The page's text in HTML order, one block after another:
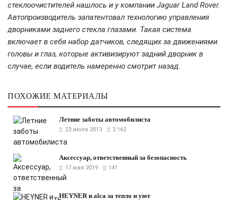
стеклоочистителей нашлось и у компании Jaguar Land Rover.
Автопроизводитель запатентовал технологию управления
дворниками заднего стекла глазами. Такая система
включает в себя набор датчиков, следящих за движениями
головы и глаз, которые активизируют задний дворник в
случае, если водитель намеренно смотрит назад.
ПОХОЖИЕ МАТЕРИАЛЫ
Летние заботы автомобилиста
23 июля 2013 2 162
Аксессуар, ответственный за безопасность
17 мая 2019 141
HEYNER и alca за тепло и уют